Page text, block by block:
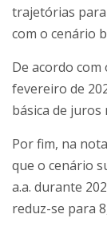
trajetórias
com o cenário
De acordo
fevereiro de
básica de juros
Por fim, na
que o cenário
a.a. durante
reduz-se para